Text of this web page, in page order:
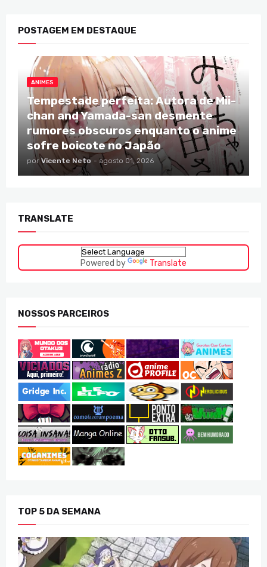
POSTAGEM EM DESTAQUE
ANIMES
Tempestade perfeita: Autora de Mii-
chan and Yamada-san desmente
rumores obscuros enquanto o anime
sofre boicote no Japão
por Vicente Neto - agosto 01, 2026
TRANSLATE
Powered by Translate
NOSSOS PARCEIROS
TOP 5 DA SEMANA